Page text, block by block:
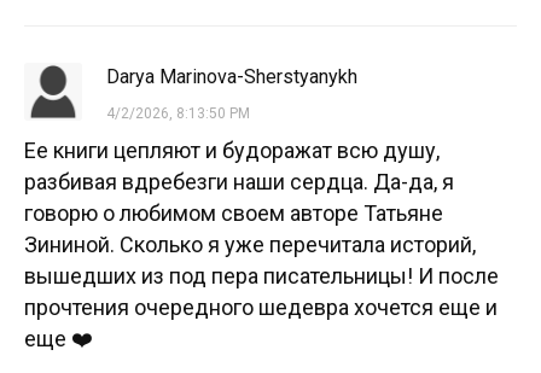
Darya Marinova-Sherstyanykh
4/2/2026, 8:13:50 PM
Ее книги цепляют и будоражат всю душу,
разбивая вдребезги наши сердца. Да-да, я
говорю о любимом своем авторе Татьяне
Зининой. Сколько я уже перечитала историй,
вышедших из под пера писательницы! И после
прочтения очередного шедевра хочется еще и
еще ❤️